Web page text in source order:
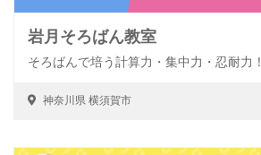
岩月そろばん教室
そろばんで培う計算力・集中力・忍耐力！
神奈川県 横須賀市